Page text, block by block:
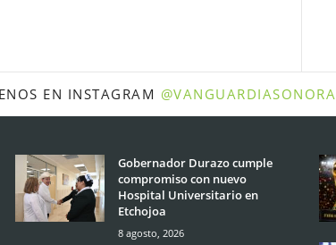
EN INSTAGRAM @VANGUARDIASONORA
Gobernador Durazo cumple
compromiso con nuevo
Hospital Universitario en
Etchojoa
8 agosto, 2026